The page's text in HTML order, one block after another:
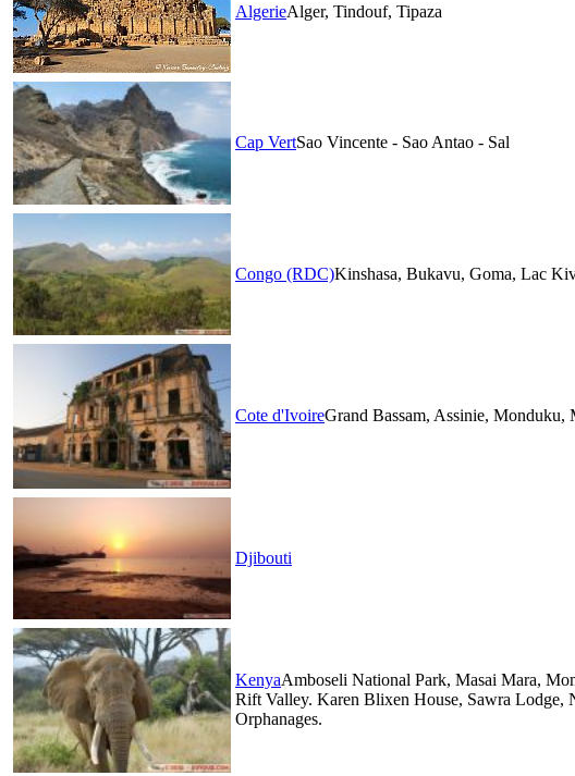
AlgerieAlger, Tindouf, Tipaza
Cap VertSao Vincente - Sao Antao - Sal
Congo (RDC)Kinshasa, Bukavu, Goma, Lac
Cote d'IvoireGrand Bassam, Assinie, Monduku,
Djibouti
KenyaAmboseli National Park, Masai Mara,
Rift Valley. Karen Blixen House, Sawra Lodge,
Orphanages.